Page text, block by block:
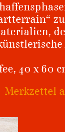
40 x 60
Merkzettel